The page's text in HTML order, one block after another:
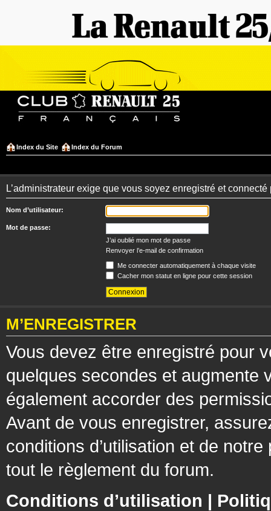
Index du Site Index du Forum
L’administrateur exige que vous soyez enregistré et
Nom d’utilisateur:
Mot de passe:
J’ai oublié mon mot de passe
Renvoyer l’e-mail de confirmation
Me connecter automatiquement à chaque visite
Cacher mon statut en ligne pour cette session
M’ENREGISTRER
Vous devez être enregistré pour
quelques secondes et augmente
également accorder des
Avant de vous enregistrer,
conditions d’utilisation et de
tout le règlement du forum.
Conditions d’utilisation |